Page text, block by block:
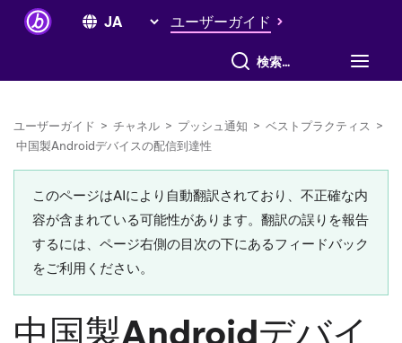
ユーザーガイド
すべて検索
ユーザーガイド > チャネル > プッシュ通知 > ベストプラクティス >
中国製Androidデバイスの配信到達性
このページはAIにより自動翻訳されており、不正確な内
容が含まれている可能性があります。翻訳の誤りを報告
するには、ページ右側の目次の下にあるフィードバック
をご利用ください。
中国製Androidデバイ